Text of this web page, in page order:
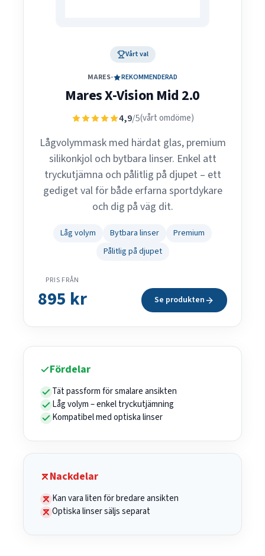
Vårt val
MARES• REKOMMENDERAD
Mares X-Vision Mid 2.0
4,9/5(vårt omdöme)
Lågvolymmask med härdat glas, premium
silikonkjol och bytbara linser. Enkel att
tryckutjämna och pålitlig på djupet – ett
gediget val för både erfarna sportdykare
och dig på väg dit.
Låg volym Bytbara linser
Premium
Pålitlig på djupet
PRIS FRÅN
895 kr Se produkten
Fördelar
Tät passform för smalare ansikten
Låg volym – enkel tryckutjämning
Kompatibel med optiska linser
Nackdelar
Kan vara liten för bredare ansikten
Optiska linser säljs separat